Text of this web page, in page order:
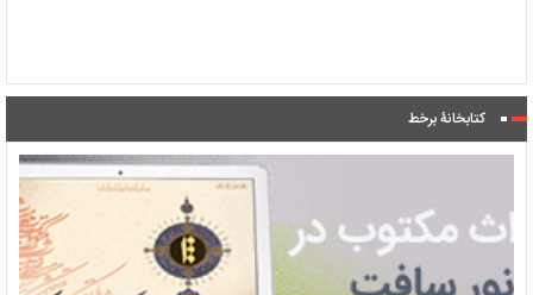
کتابخانۀ برخط